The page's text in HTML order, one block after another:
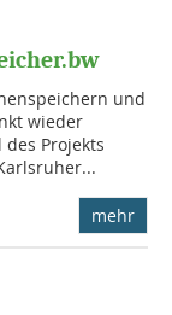
und
wieder
Projekts
mehr